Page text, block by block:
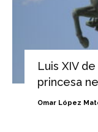
Luis XIV
princesa
Omar López